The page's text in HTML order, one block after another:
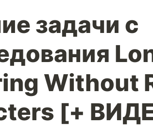
задачи с
Without
[+